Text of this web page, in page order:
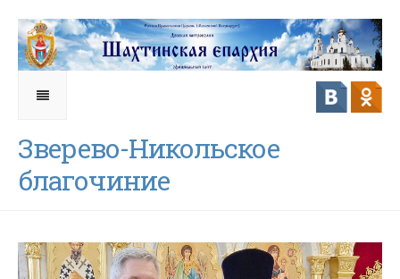
Зверево-Никольское
благочиние